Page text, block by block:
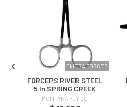
TIJERA FORCEP
FORCEPS RIVER STEEL
5 In SPRING CREEK
MONTANA FLY CO